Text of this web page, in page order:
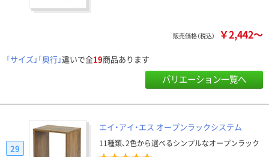
販売価格（税込） ￥2,442～
「サイズ」「奥行」違いで全19商品あります
バリエーション一覧へ
エイ・アイ・エス オープンラックシステム
11種類、2色から選べるシンプルなオープンラック
29